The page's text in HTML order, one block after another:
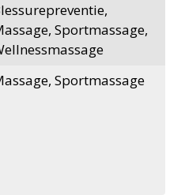
Sportmassage,
Sportmassage